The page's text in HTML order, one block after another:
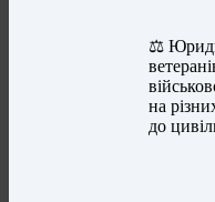
⚖️
на
до